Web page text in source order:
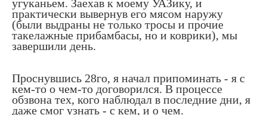
угуканьем. Заехав к моему УАЗику, и
практически вывернув его мясом наружу
(были выдраны не только тросы и прочие
такелажные прибамбасы, но и коврики), мы
завершили день.
Проснувшись 28го, я начал припоминать - я с
кем-то о чем-то договорился. В процессе
обзвона тех, кого наблюдал в последние дни, я
даже смог узнать - с кем, и о чем.